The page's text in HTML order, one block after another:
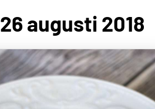
26 augusti 2018